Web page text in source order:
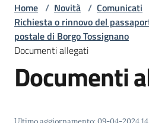
Amministrazione
Novità
Menu selezionato
Home / Novità / Comunicati
Richiesta o rinnovo del
postale di Borgo Tossignano
Documenti allegati
Documenti